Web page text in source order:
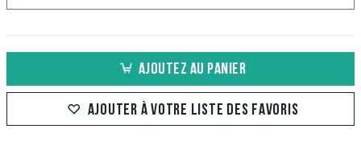
AJOUTEZ AU PANIER
AJOUTER À VOTRE LISTE DES FAVORIS